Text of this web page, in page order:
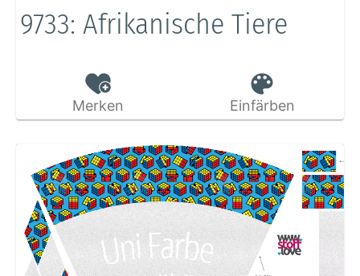
9733: Afrikanische Tiere
Merken Einfärben